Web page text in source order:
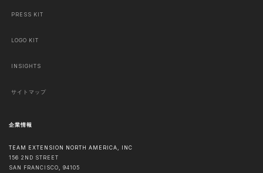
PRESS KIT
LOGO KIT
INSIGHTS
サイトマップ
企業情報
TEAM EXTENSION NORTH AMERICA, INC
156 2ND STREET
SAN FRANCISCO, 94105